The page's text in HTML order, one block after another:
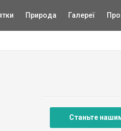
Природа Галереї
Станьте